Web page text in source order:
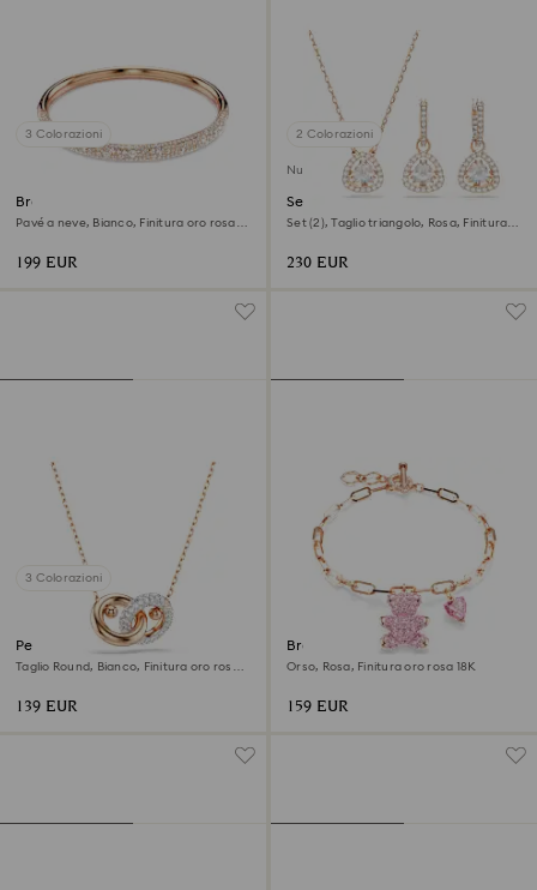
3 Colorazioni
Bracciale rigido Sublima
Pavé a neve, Bianco, Finitura oro rosa
199 EUR
2 Colorazioni
Nuovo
Set Una Angelic
Set (2), Taglio triangolo, Rosa, Finitura
230 EUR
3 Colorazioni
Pendente Dextera
Taglio Round, Bianco, Finitura oro rosa
139 EUR
Braccialetto Teddy
Orso, Rosa, Finitura oro rosa 18K
159 EUR